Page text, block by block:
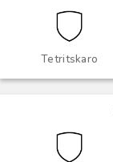
Tetritskaro